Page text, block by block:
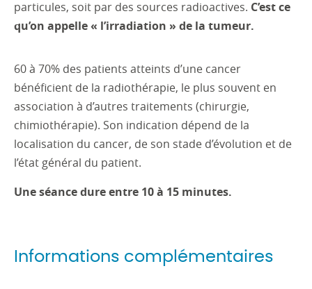
particules, soit par des sources radioactives. C’est ce
qu’on appelle « l’irradiation » de la tumeur.
60 à 70% des patients atteints d’une cancer
bénéficient de la radiothérapie, le plus souvent en
association à d’autres traitements (chirurgie,
chimiothérapie). Son indication dépend de la
localisation du cancer, de son stade d’évolution et de
l’état général du patient.
Une séance dure entre 10 à 15 minutes.
Informations complémentaires